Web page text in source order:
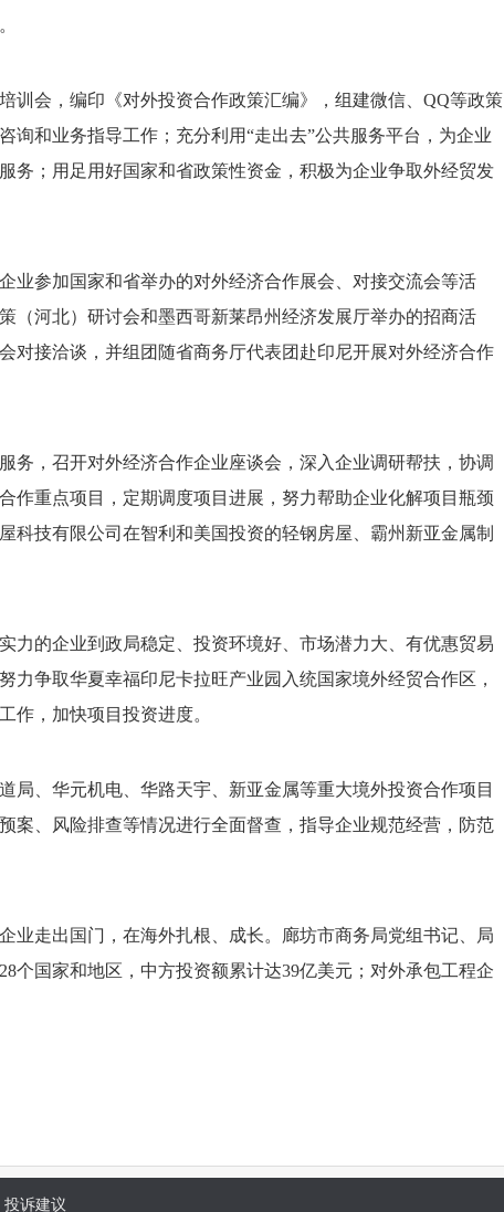
会，编印《对外投资合作政策汇编》，组建微信、QQ等政策
询和业务指导工作；充分利用“走出去”公共服务平台，为企业
务；用足用好国家和省政策性资金，积极为企业争取外经贸发
参加国家和省举办的对外经济合作展会、对接交流会等活
（河北）研讨会和墨西哥新莱昂州经济发展厅举办的招商活
接洽谈，并组团随省商务厅代表团赴印尼开展对外经济合作
，召开对外经济合作企业座谈会，深入企业调研帮扶，协调
作重点项目，定期调度项目进展，努力帮助企业化解项目瓶颈
科技有限公司在智利和美国投资的轻钢房屋、霸州新亚金属制
的企业到政局稳定、投资环境好、市场潜力大、有优惠贸易
争取华夏幸福印尼卡拉旺产业园入统国家境外经贸合作区，
作，加快项目投资进度。
、华元机电、华路天宇、新亚金属等重大境外投资合作项目
案、风险排查等情况进行全面督查，指导企业规范经营，防范
业走出国门，在海外扎根、成长。廊坊市商务局党组书记、局
个国家和地区，中方投资额累计达39亿美元；对外承包工程企
投诉建议